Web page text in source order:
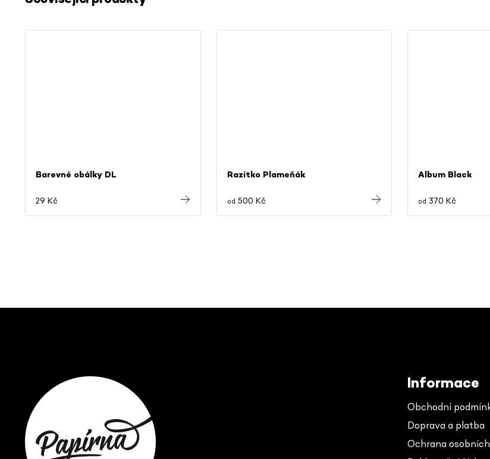
Barevné obálky DL
29 Kč
Razítko Plameňák
od 500 Kč
Album Black
od 370 Kč
Informace
Obchodní
Doprava a platba
Ochrana